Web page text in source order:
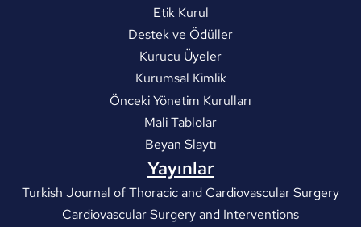
Etik Kurul
Destek ve Ödüller
Kurucu Üyeler
Kurumsal Kimlik
Önceki Yönetim Kurulları
Mali Tablolar
Beyan Slaytı
Yayınlar
Turkish Journal of Thoracic and Cardiovascular Surgery
Cardiovascular Surgery and Interventions